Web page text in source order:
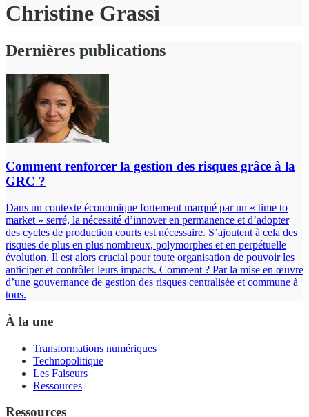
Christine Grassi
Dernières publications
Comment renforcer la gestion des risques grâce à la
GRC ?
Dans un contexte économique fortement marqué par un « time to
market » serré, la nécessité d’innover en permanence et d’adopter
des cycles de production courts est nécessaire. S’ajoutent à cela des
risques de plus en plus nombreux, polymorphes et en perpétuelle
évolution. Il est alors crucial pour toute organisation de pouvoir les
anticiper et contrôler leurs impacts. Comment ? Par la mise en œuvre
d’une gouvernance de gestion des risques centralisée et commune à
tous.
À la une
Transformations numériques
Technopolitique
Les Faiseurs
Ressources
Ressources